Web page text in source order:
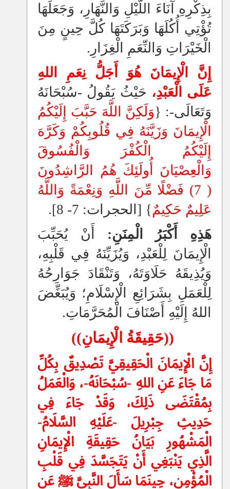
بِذِكْرِهِ آنَاءَ اللَّيْلِ وَالنَّهَارِ، وَجَعَلَهَا
تُؤْتِي أُكُلَهَا وَبَرَكَتَهَا كُلَّ حِينٍ مِنَ
الْخَيْرَاتِ وَالنِّعَمِ الْغِزَارِ.
إِنَّ الْإِيمَانَ هُوَ أَجَلُّ نِعَمِ اللهِ
عَلَى الْعَبْدِ، حَيْثُ يَقُولُ -سُبْحَانَهُ
وَتَعَالَى-: {وَلَكِنَّ اللَّهَ حَبَّبَ إِلَيْكُمُ
الْإِيمَانَ وَزَيَّنَهُ فِي قُلُوبِكُمْ وَكَرَّهَ
إِلَيْكُمُ الْكُفْرَ وَالْفُسُوقَ
وَالْعِصْيَانَ أُولَئِكَ هُمُ الرَّاشِدُونَ
( 7) فَضْلًا مِّنَ اللَّهِ وَنِعْمَةً وَاللَّهُ
عَلِيمٌ حَكِيمٌ} [الحجرات: 7- 8].
هَذِهِ أَكْبَرُ الْمِنَنِ: أَنْ يُحَبِّبَ
الْإِيمَانَ لِلْعَبْدِ، وَيُزَيِّنَهُ فِي قَلْبِهِ،
وَيُذِيقَهُ حَلَاوَتَهُ، وَتَنْقَادَ جَوَارِحُهُ
لِلْعَمَلِ بِشَرَائِعِ الْإِسْلَامِ؛ وَيُبَغِّضَ
اللهُ إِلَيْهِ أَصْنَافَ الْمُحَرَّمَاتِ.
((حَقِيقَةُ الْإِيمَانِ))
إِنَّ الْإِيمَانَ الْحَقِيقِيَّ تَصْدِيقٌ بِكُلِّ
مَا جَاءَ عَنِ اللهِ -سُبْحَانَهُ-، وَالْعَمَلُ
بِمُقْتَضَى ذَلِكَ، وَقَدْ جَاءَ فِي
حَدِيثِ جِبْرِيلَ -عَلَيْهِ السَّلَامُ-
الْمَشْهُورِ بَيَانُ حَقِيقَةِ الْإِيمَانِ
الَّذِي يَنْبَغِي أَنْ يَتَجَسَّدَ فِي قَلْبِ
الْمُؤْمِنِ، حِينَمَا سَأَلَ النَّبِيَّ ﷺ عَنِ